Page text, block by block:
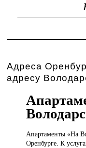
Адреса
адресу
Апартаменты «На
Оренбурге. К